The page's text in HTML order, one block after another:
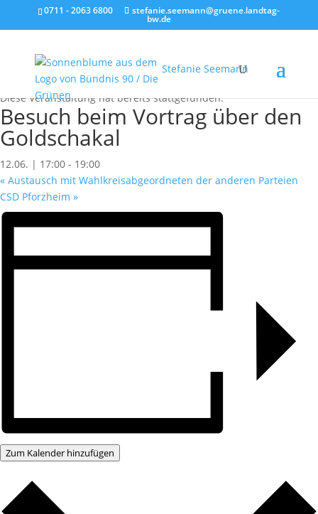
0711 - 2063 6800 stefanie.seemann@gruene.landtag-
bw.de
Stefanie Seemann
« Alle Veranstaltungen
Diese Veranstaltung hat bereits stattgefunden.
Besuch beim Vortrag über den
Goldschakal
12.06. | 17:00 - 19:00
« Austausch mit Wahlkreisabgeordneten der anderen Parteien
CSD Pforzheim »
Zum Kalender hinzufügen